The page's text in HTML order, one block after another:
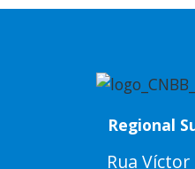
Regional
Rua Víctor